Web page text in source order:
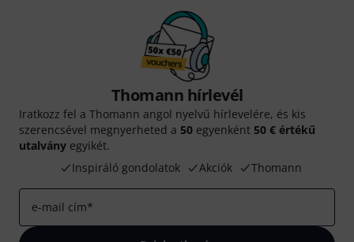
Thomann hírlevél
Iratkozz fel a Thomann angol nyelvű hírlevelére, és kis
szerencsével megnyerheted a 50 egyenként 50 € értékű
utalvány egyikét.
Inspiráló gondolatok
Akciók Thomann
e-mail cím*